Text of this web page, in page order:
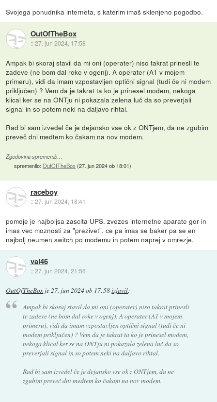
Svojega ponudnika interneta, s katerim imaš sklenjeno pogodbo.
OutOfTheBox
::27. jun 2024, 17:58
Ampak bi skoraj stavil da mi oni (operater) niso takrat prinesli te
zadeve (ne bom dal roke v ogenj). A operater (A1 v mojem
primeru), vidi da imam vzpostavljen optični signal (tudi če ni modem
priključen) ? Vem da je takrat ta ko je prinesel modem, nekoga
klical ker se na ONTju ni pokazala zelena luč da so preverjali
signal in so potem neki na daljavo rihtal.
Rad bi sam izvedel če je dejansko vse ok z ONTjem, da ne zgubim
preveč dni medtem ko čakam na nov modem.
Zgodovina sprememb…
spremenilo:OutOfTheBox (27. jun 2024 ob 18:01)
raceboy
::27. jun 2024, 18:41
pomoje je najboljsa zascita UPS. zvezes internetne aparate gor in
imas vec moznosti za "prezivet". ce pa imas se baker pa se en
najbolj neumen switch po modemu in potem naprej v omrezje.
val46
::27. jun 2024, 21:56
OutOfTheBox je27. jun 2024 ob 17:58izjavil:
Ampak bi skoraj stavil da mi oni (operater) niso takrat prinesli
te zadeve (ne bom dal roke v ogenj). A operater (A1 v mojem
primeru), vidi da imam vzpostavljen optični signal (tudi če ni
modem priključen) ? Vem da je takrat ta ko je prinesel modem,
nekoga klical ker se na ONTju ni pokazala zelena luč da so
preverjali signal in so potem neki na daljavo rihtal.
Rad bi sam izvedel če je dejansko vse ok z ONTjem, da ne
zgubim preveč dni medtem ko čakam na nov modem.